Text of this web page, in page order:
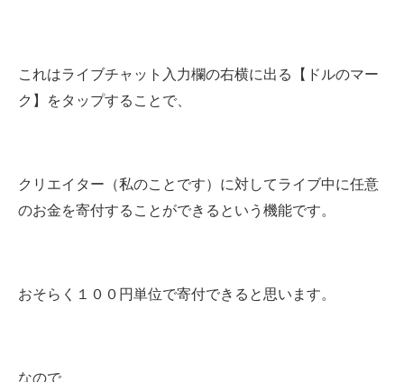
これはライブチャット入力欄の右横に出る【ドルのマー
ク】をタップすることで、
クリエイター（私のことです）に対してライブ中に任意
のお金を寄付することができるという機能です。
おそらく１００円単位で寄付できると思います。
なので、